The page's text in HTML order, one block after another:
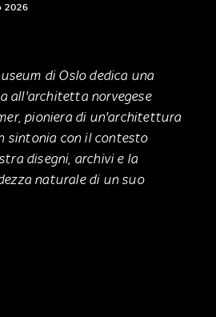
2026
di Oslo dedica una
all'architetta norvegese
pioniera di un'architettura
sintonia con il contesto
disegni, archivi e la
naturale di un suo